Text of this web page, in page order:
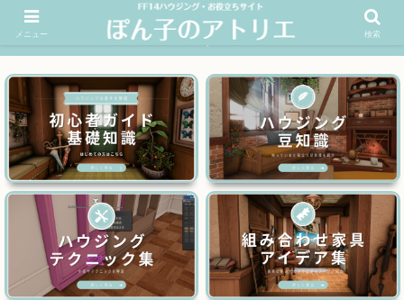
FF14ハウジングお役立ちサイト│ぽん子のアトリエを応援 >>
メニュー 検索